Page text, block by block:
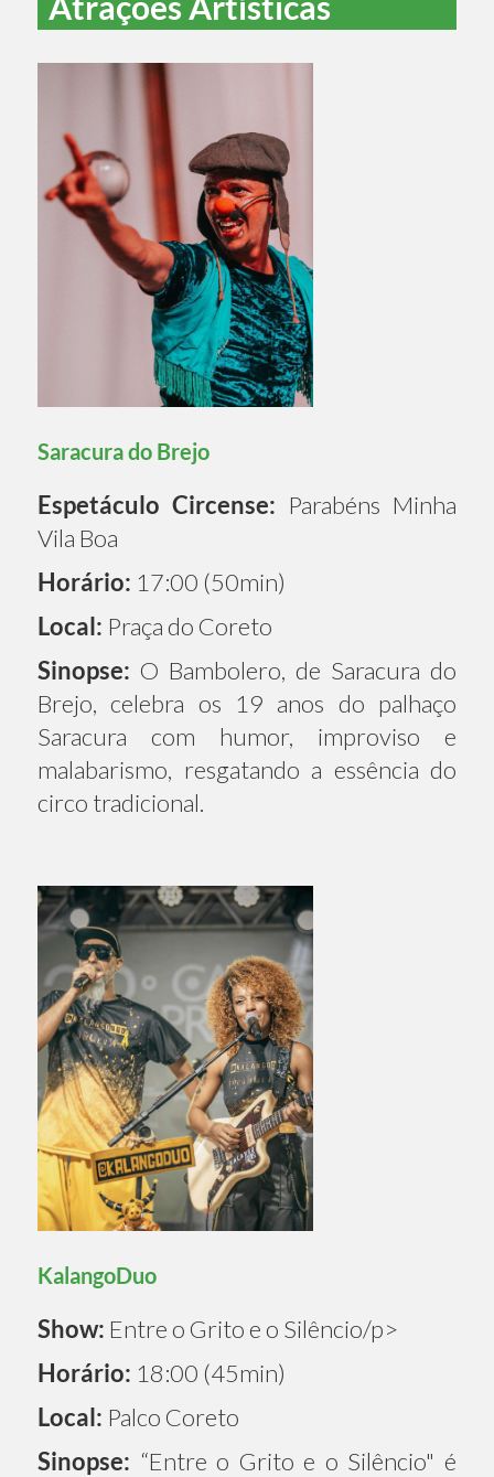
Saracura do Brejo
Espetáculo Circense: Parabéns Minha
Vila Boa
Horário: 17:00 (50min)
Local: Praça do Coreto
Sinopse: O Bambolero, de Saracura do
Brejo, celebra os 19 anos do palhaço
Saracura com humor, improviso e
malabarismo, resgatando a essência do
circo tradicional.
KalangoDuo
Show: Entre o Grito e o Silêncio/p>
Horário: 18:00 (45min)
Local: Palco Coreto
Sinopse: “Entre o Grito e o Silêncio" é